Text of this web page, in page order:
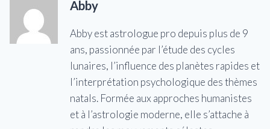
Abby
Abby est astrologue pro depuis plus de 9
ans, passionnée par l’étude des cycles
lunaires, l’influence des planètes rapides et
l’interprétation psychologique des thèmes
natals. Formée aux approches humanistes
et à l’astrologie moderne, elle s’attache à